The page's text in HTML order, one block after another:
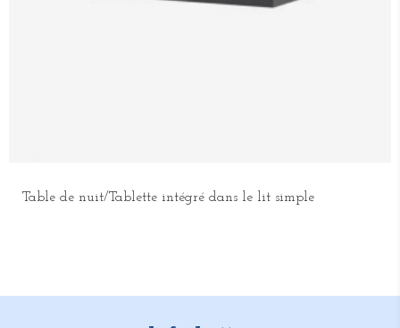
Table de nuit/Tablette intégré dans le lit simple